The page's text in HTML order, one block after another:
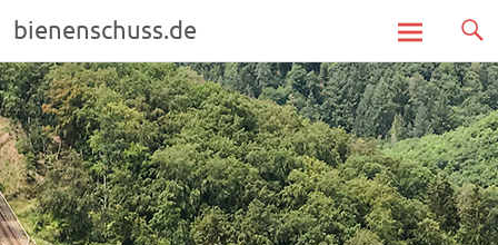
bienenschuss.de
Zum
Inhalt
springen